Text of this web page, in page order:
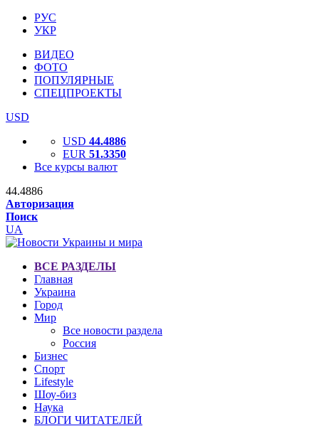
РУС
УКР
ВИДЕО
ФОТО
ПОПУЛЯРНЫЕ
СПЕЦПРОЕКТЫ
USD
USD 44.4886
EUR 51.3350
Все курсы валют
44.4886
Авторизация
Поиск
UA
ВСЕ РАЗДЕЛЫ
Главная
Украина
Город
Мир
Все новости раздела
Россия
Бизнес
Спорт
Lifestyle
Шоу-биз
Наука
БЛОГИ ЧИТАТЕЛЕЙ